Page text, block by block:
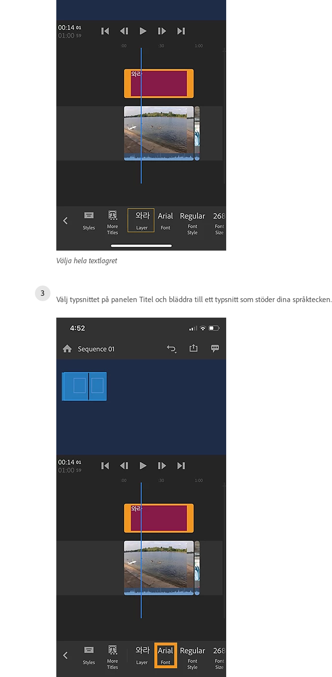
Välja hela textlagret
Välj typsnittet på panelen Titel och bläddra till ett typsnitt som stöder dina språktecken.